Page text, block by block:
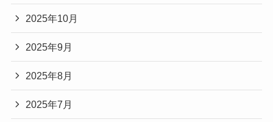
2025年10月
2025年9月
2025年8月
2025年7月